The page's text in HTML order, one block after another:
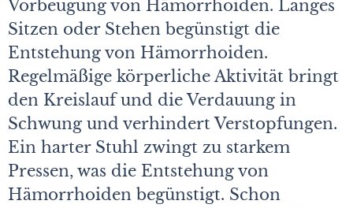
Vorbeugung von Hämorrhoiden. Langes
Sitzen oder Stehen begünstigt die
Entstehung von Hämorrhoiden.
Regelmäßige körperliche Aktivität bringt
den Kreislauf und die Verdauung in
Schwung und verhindert Verstopfungen.
Ein harter Stuhl zwingt zu starkem
Pressen, was die Entstehung von
Hämorrhoiden begünstigt. Schon